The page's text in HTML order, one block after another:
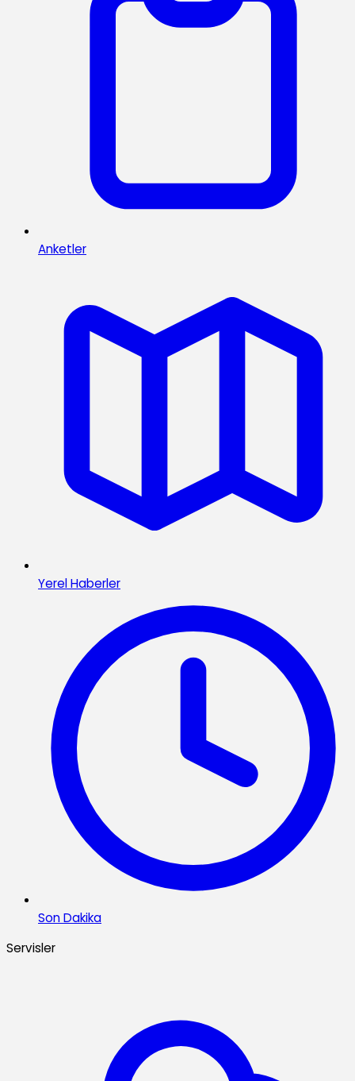
Anketler
Yerel Haberler
Son Dakika
Servisler